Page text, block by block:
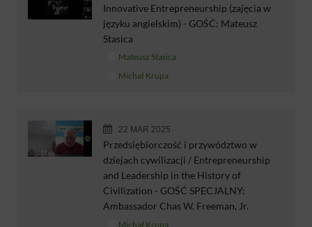
Innovative Entrepreneurship (zajęcia w
języku angielskim) - GOŚĆ: Mateusz
Stasica
Mateusz Stasica
Michał Krupa
22 MAR 2025
Przedsiębiorczość i przywództwo w
dziejach cywilizacji / Entrepreneurship
and Leadership in the History of
Civilization - GOŚĆ SPECJALNY:
Ambassador Chas W. Freeman, Jr.
Michał Krupa